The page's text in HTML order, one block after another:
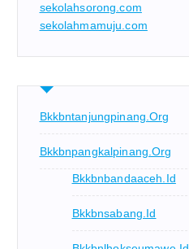
sekolahsorong.com
sekolahmamuju.com
Bkkbntanjungpinang.org
Bkkbnpangkalpinang.org
Bkkbnbandaaceh.id
Bkkbnsabang.id